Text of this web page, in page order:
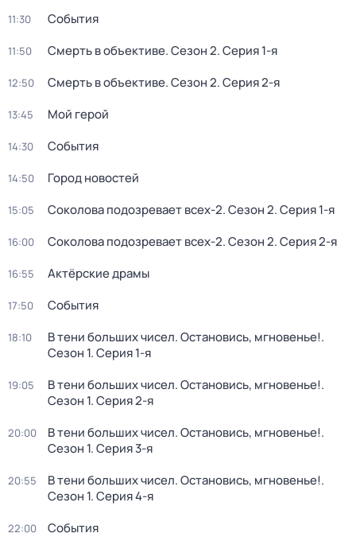
11:30 События
11:50 Смерть в объективе. Сезон 2. Серия 1-я
12:50 Смерть в объективе. Сезон 2. Серия 2-я
13:45 Мой герой
14:30 События
14:50 Город новостей
15:05 Соколова подозревает всех-2. Сезон 2. Серия 1-я
16:00 Соколова подозревает всех-2. Сезон 2. Серия 2-я
16:55 Актёрские драмы
17:50 События
18:10 В тени больших чисел. Остановись, мгновенье!.
Сезон 1. Серия 1-я
19:05 В тени больших чисел. Остановись, мгновенье!.
Сезон 1. Серия 2-я
20:00 В тени больших чисел. Остановись, мгновенье!.
Сезон 1. Серия 3-я
20:55 В тени больших чисел. Остановись, мгновенье!.
Сезон 1. Серия 4-я
22:00 События